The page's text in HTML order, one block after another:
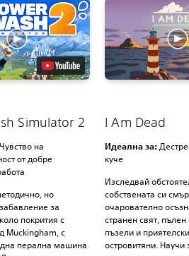
Simulator 2
на
от добре
но
за
покрития с
Muckingham, с
перална машина
I Am Dead
Идеална за:
куче
Изследвай
собствената си
очарователно
странен свят,
пъзели и
островитяни. Научи